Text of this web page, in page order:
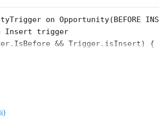
(opp.StageName ==
opp.CloseDate =
on Opportunity(BEFORE
Insert trigger
&& Trigger.isInsert) {
if